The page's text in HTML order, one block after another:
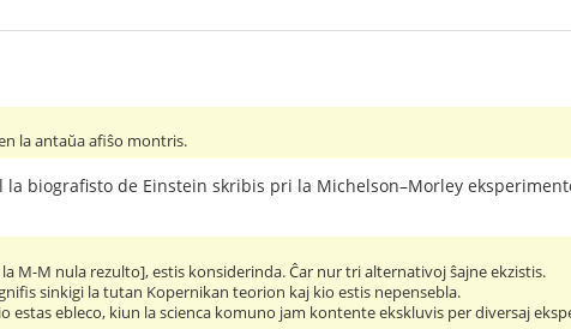
la antaŭa afiŝo montris.
la biografisto de Einstein skribis pri la Michelson–Morley
M-M nula rezulto], estis konsiderinda. Ĉar nur tri alternativoj ŝajne ekzistis.
sinkigi la tutan Kopernikan teorion kaj kio estis nepensebla.
estas ebleco, kiun la scienca komuno jam kontente ekskluvis per diversaj